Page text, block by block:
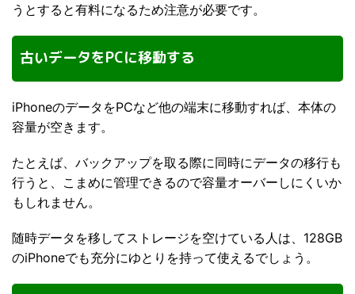
うとすると有料になるため注意が必要です。
古いデータをPCに移動する
iPhoneのデータをPCなど他の端末に移動すれば、本体の
容量が空きます。
たとえば、バックアップを取る際に同時にデータの移行も
行うと、こまめに管理できるので容量オーバーしにくいか
もしれません。
随時データを移してストレージを空けている人は、128GB
のiPhoneでも充分にゆとりを持って使えるでしょう。